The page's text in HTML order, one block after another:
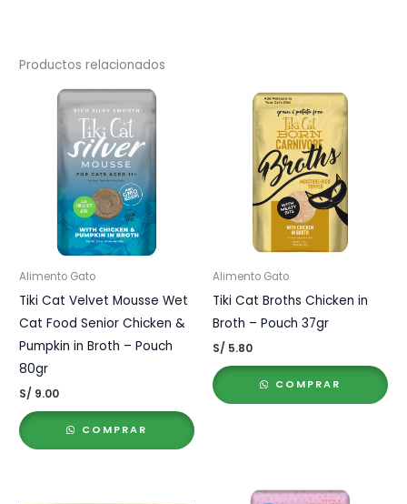
Productos relacionados
Alimento Gato
Tiki Cat Velvet Mousse Wet
Cat Food Senior Chicken &
Pumpkin in Broth – Pouch
80gr
S/ 9.00
COMPRAR
Alimento Gato
Tiki Cat Broths Chicken in
Broth – Pouch 37gr
S/ 5.80
COMPRAR